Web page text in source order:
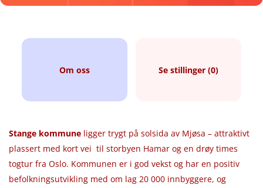
Om oss Se stillinger (0)
Stange kommune ligger trygt på solsida av Mjøsa – attraktivt
plassert med kort vei til storbyen Hamar og en drøy times
togtur fra Oslo. Kommunen er i god vekst og har en positiv
befolkningsutvikling med om lag 20 000 innbyggere, og